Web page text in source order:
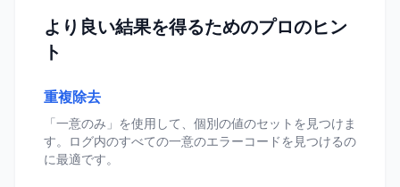
より良い結果を得るためのプロのヒン
ト
重複除去
「一意のみ」を使用して、個別の値のセットを見つけま
す。ログ内のすべての一意のエラーコードを見つけるの
に最適です。